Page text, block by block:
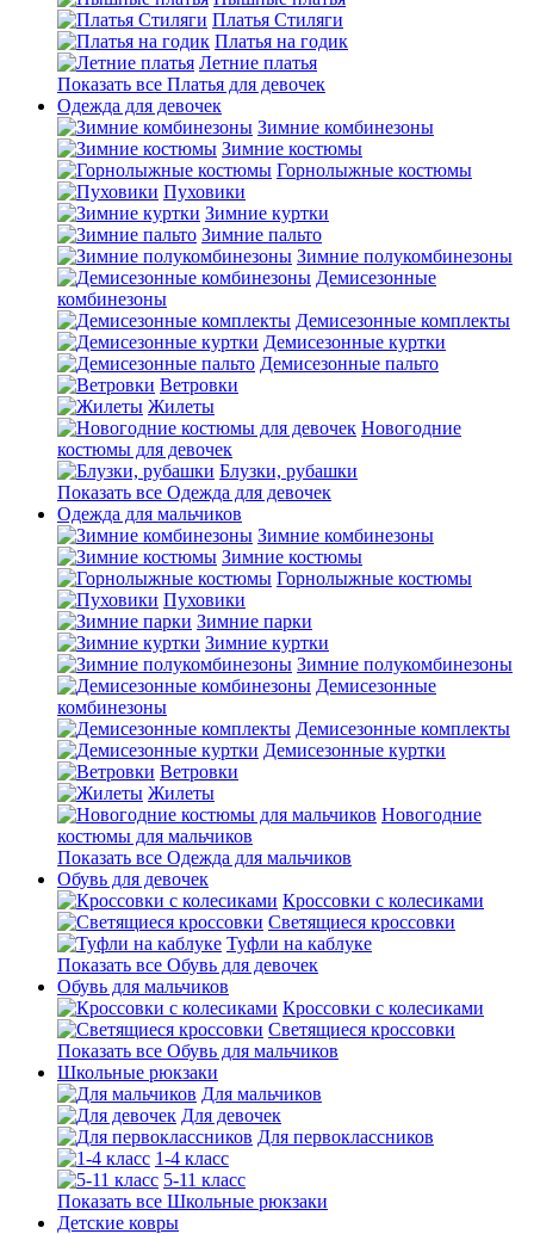
Платья Стиляги
Платья на годик
Летние платья
Показать все Платья для девочек
Одежда для девочек
Зимние комбинезоны
Зимние костюмы
Горнолыжные костюмы
Пуховики
Зимние куртки
Зимние пальто
Зимние полукомбинезоны
Демисезонные
комбинезоны
Демисезонные комплекты
Демисезонные куртки
Демисезонные пальто
Ветровки
Жилеты
Новогодние
костюмы для девочек
Блузки, рубашки
Показать все Одежда для девочек
Одежда для мальчиков
Зимние комбинезоны
Зимние костюмы
Горнолыжные костюмы
Пуховики
Зимние парки
Зимние куртки
Зимние полукомбинезоны
Демисезонные
комбинезоны
Демисезонные комплекты
Демисезонные куртки
Ветровки
Жилеты
Новогодние
костюмы для мальчиков
Показать все Одежда для мальчиков
Обувь для девочек
Кроссовки с колесиками
Светящиеся кроссовки
Туфли на каблуке
Показать все Обувь для девочек
Обувь для мальчиков
Кроссовки с колесиками
Светящиеся кроссовки
Показать все Обувь для мальчиков
Школьные рюкзаки
Для мальчиков
Для девочек
Для первоклассников
1-4 класс
5-11 класс
Показать все Школьные рюкзаки
Детские ковры